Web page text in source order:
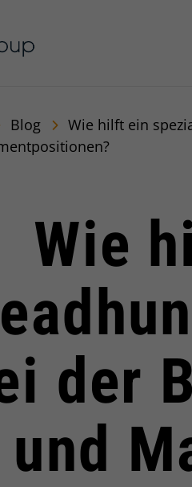
Blog
Wie hilft ein
Wie
der
und